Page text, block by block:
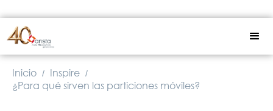
Inicio / Inspire /
¿Para qué sirven las particiones móviles?